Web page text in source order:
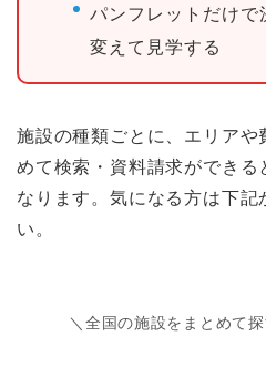
パンフレットだけで
変えて見学する
施設の種類ごとに、エリアや
めて検索・資料請求ができる
なります。気になる方は下記
い。
＼全国の施設をまとめて